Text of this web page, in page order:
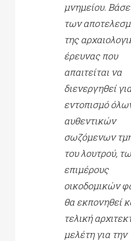
μνημείου.
των
της
έρευνας που
απαιτείται να
διενεργηθεί
εντοπισμό
αυθεντικών
σωζόμενων
του λουτρού,
επιμέρους
οικοδομικών
θα εκπονηθεί
τελική
μελέτη για την